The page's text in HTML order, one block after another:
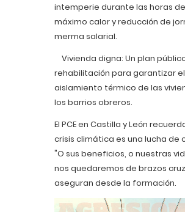
intemperie durante las horas de
máximo calor y reducción de
merma salarial.
Vivienda digna: Un plan
rehabilitación para garantizar el
aislamiento térmico de las
los barrios obreros.
El PCE en Castilla y León
crisis climática es una lucha de
"O sus beneficios, o nuestras
nos quedaremos de brazos
aseguran desde la formación.